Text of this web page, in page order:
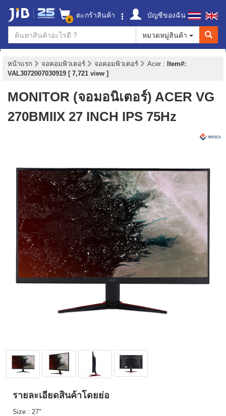
0 ตะกร้าสินค้า
บัญชีของฉัน
หมวดหมู่สินค้า
หน้าแรก จอคอมพิวเตอร์ จอคอมพิวเตอร์ Acer : Item#:
VAL3072007030919 [ 7,721 view ]
MONITOR (จอมอนิเตอร์) ACER VG
270BMIIX 27 INCH IPS 75Hz
รายละเอียดสินค้าโดยย่อ
Size : 27"